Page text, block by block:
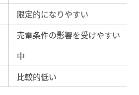
限定的になりやすい
売電条件の影響を受けやすい
中
比較的低い